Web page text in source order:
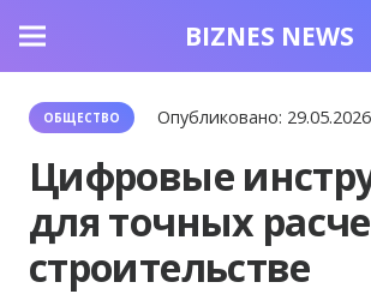
BIZNES NEWS
ОБЩЕСТВО Опубликовано: 29.05.2026
Цифровые
для точных
строительстве